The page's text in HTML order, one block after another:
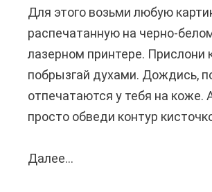
P
a
y
P
a
l
е
с
т
и
S
t
Для этого возьми любую
распечатанную на черно-
лазерном принтере. Прислони
побрызгай духами. Дождись,
отпечатаются у тебя на коже.
просто обведи контур
Далее...